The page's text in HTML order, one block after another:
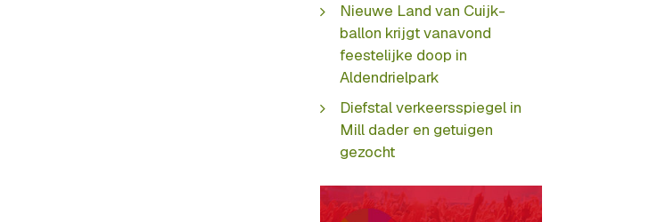
Nieuwe Land van Cuijk-
ballon krijgt vanavond
feestelijke doop in
Aldendrielpark
Diefstal verkeersspiegel in
Mill dader en getuigen
gezocht